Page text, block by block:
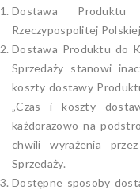
Dostawa
Rzeczypospolitej
Dostawa Produktu do
Sprzedaży stanowi
koszty dostawy
„Czas i koszty
każdorazowo na
chwili wyrażenia
Sprzedaży.
Dostępne sposoby